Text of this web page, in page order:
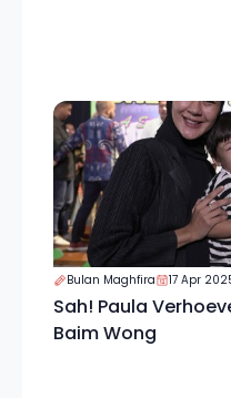
Bulan Maghfira 17 Apr
Sah! Paula
Baim Wong